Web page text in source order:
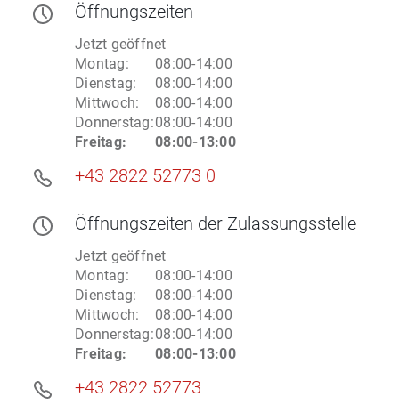
Öffnungszeiten
Jetzt geöffnet
Montag:
08:00-14:00
Dienstag:
08:00-14:00
Mittwoch:
08:00-14:00
Donnerstag:08:00-14:00
Freitag: 08:00-13:00
+43 2822 52773 0
Öffnungszeiten der Zulassungsstelle
Jetzt geöffnet
Montag:
08:00-14:00
Dienstag:
08:00-14:00
Mittwoch:
08:00-14:00
Donnerstag:08:00-14:00
Freitag: 08:00-13:00
+43 2822 52773